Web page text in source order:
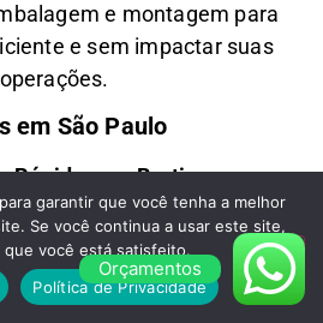
e montagem para
e sem impactar suas
operações.
em São Paulo
Rápidos emBertiogacom
Nós transportamos
caixas diversas e
flexível e equipe
com veículos equipados,
Orçamentos
garantir que você tenha a melhor
Se você continua a usar este site,
que você está satisfeito.
Política de Privacidade